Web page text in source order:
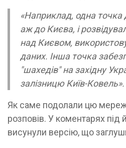
«Наприклад, одна точка
аж до Києва, і
над Києвом,
даних. Інша точка
"шахедів" на західну
залізницю Київ-Ковель».
Як саме подолали цю
розповів. У коментарях під
висунули версію, що